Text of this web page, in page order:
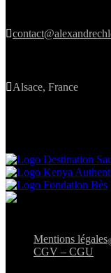

Alsace, France
Mentions légales
CGV – CGU